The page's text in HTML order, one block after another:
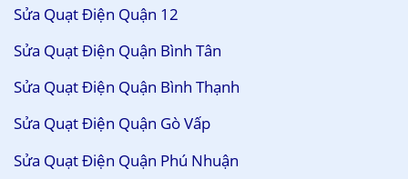
Sửa Quạt Điện Quận 12
Sửa Quạt Điện Quận Bình Tân
Sửa Quạt Điện Quận Bình Thạnh
Sửa Quạt Điện Quận Gò Vấp
Sửa Quạt Điện Quận Phú Nhuận